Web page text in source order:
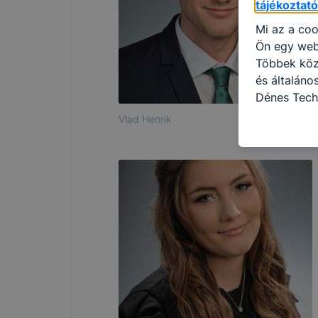
Vlad Henrik
Mi az a
Ön egy
Többek
és
Dénes
honlapot
használja
Hogyan
böngésző
böngésző
általában
honlapunk
tétele, a
teljes körű